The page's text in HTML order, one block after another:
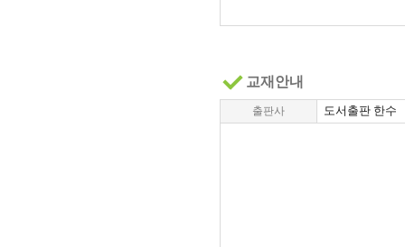
교재안내
출판사 도서출판 한수